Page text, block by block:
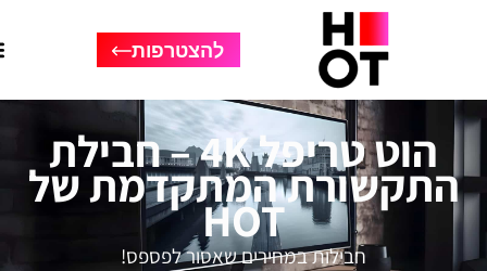
להצטרפות
הוט טריפל 4K – חבילת
המתקדמת של
HOT
חבילות במחירים שאסור לפספס!